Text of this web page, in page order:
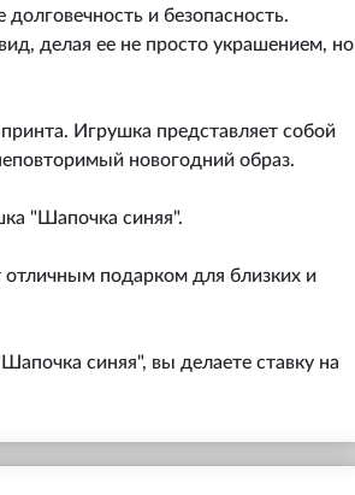
и безопасность.
делая ее не просто украшением, но
Игрушка представляет собой
новогодний образ.
"Шапочка синяя".
отличным подарком для близких и
синяя", вы делаете ставку на